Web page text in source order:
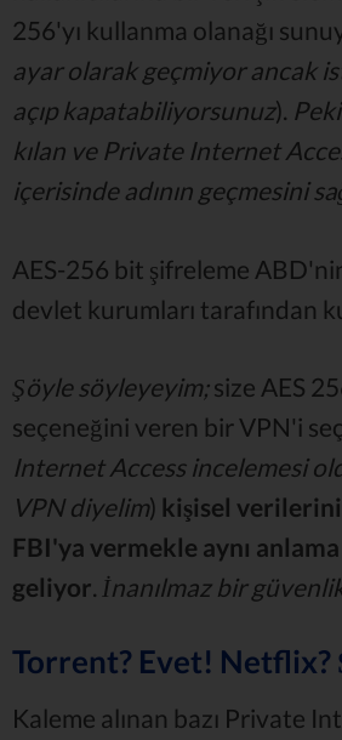
256'yı kullanma olanağı
ayar olarak geçmiyor ancak
açıp kapatabiliyorsunuz).
kılan ve Private Internet
içerisinde adının geçmesini
AES-256 bit şifreleme
devlet kurumları tarafından
Şöyle söyleyeyim;size AES
seçeneğini veren bir VPN'i
Internet Access incelemesi
VPN diyelim) kişisel
FBI'ya vermekle aynı anlama
geliyor İnanılmaz bir
Torrent? Evet! Netflix?
Kaleme alınan bazı Private